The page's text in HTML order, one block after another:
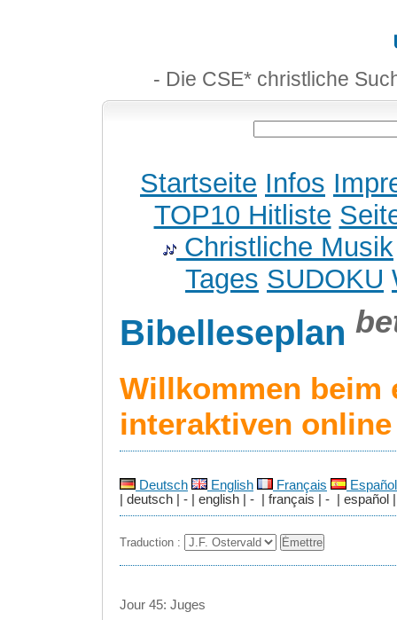
- Die CSE* christliche
Startseite Infos
TOP10 Hitliste
Christliche Musik
Tages SUDOKU
Bibelleseplan
Willkommen beim
interaktiven
Deutsch English Français
Español
| deutsch | - | english | - | français | - | español |
Traduction :
Jour 45: Juges